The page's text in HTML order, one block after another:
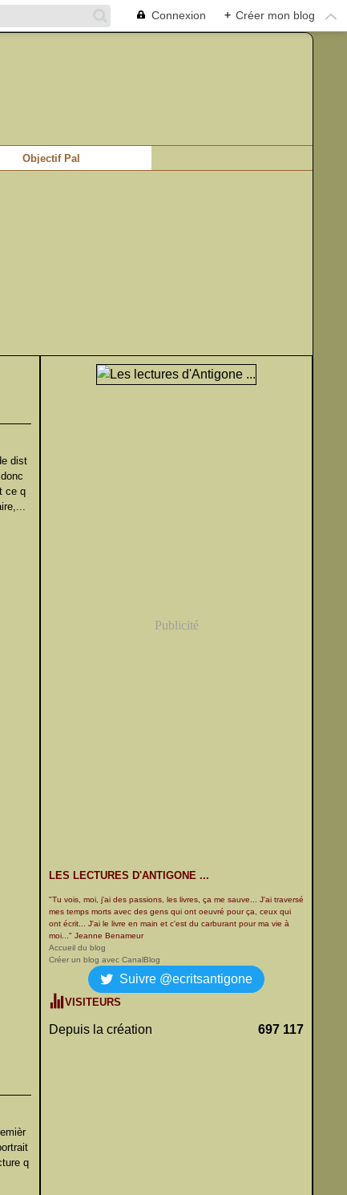
Connexion + Créer mon blog
Objectif Pal
dist
ce q
q
Publicité
LES LECTURES D'ANTIGONE ...
"Tu vois, moi, j'ai des passions, les livres, ça me sauve... J'ai traversé
mes temps morts avec des gens qui ont oeuvré pour ça, ceux qui
ont écrit... J'ai le livre en main et c'est du carburant pour ma vie à
moi..." Jeanne Benameur
Accueil du blog
Créer un blog avec CanalBlog
Suivre @ecritsantigone
VISITEURS
Depuis la création 697 117